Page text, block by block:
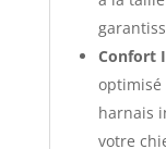
Confort
optimisé
harnais
votre